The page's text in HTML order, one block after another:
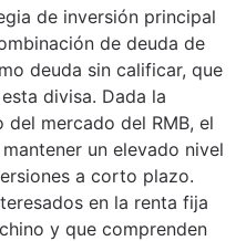
de inversión principal
de deuda de
deuda sin calificar, que
divisa. Dada la
del mercado del RMB, el
un elevado nivel
a corto plazo.
en la renta fija
y que comprenden